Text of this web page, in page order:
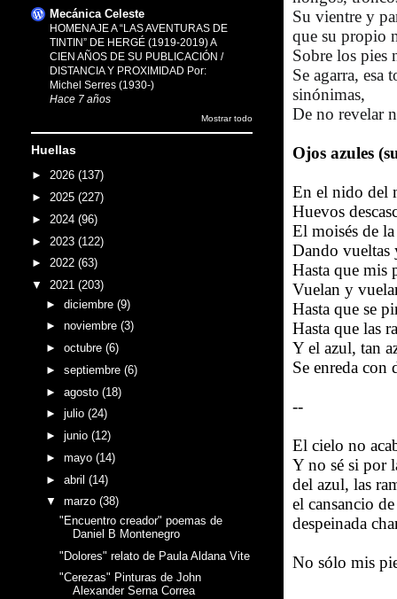
Su vientre y
que su propio
Sobre los pies
Se agarra, esa
sinónimas,
De no revelar
Ojos azules
En el nido del
Huevos
El moisés de
Dando vueltas
Hasta que mis
Vuelan y
Hasta que se
Hasta que las
Y el azul, tan
Se enreda con
--
El cielo no
Y no sé si por
del azul, las
el cansancio
despeinada
No sólo mis
Mecánica Celeste
HOMENAJE A “LAS AVENTURAS DE
TINTIN” DE HERGÉ (1919-2019) A
CIEN AÑOS DE SU PUBLICACIÓN /
DISTANCIA Y PROXIMIDAD Por:
Michel Serres (1930-)
Hace 7 años
Mostrar todo
Huellas
► 2026 (137)
► 2025 (227)
► 2024 (96)
► 2023 (122)
► 2022 (63)
▼ 2021 (203)
► diciembre (9)
► noviembre (3)
► octubre (6)
► septiembre (6)
► agosto (18)
► julio (24)
► junio (12)
► mayo (14)
► abril (14)
▼ marzo (38)
"Encuentro creador" poemas de
Daniel B Montenegro
"Dolores" relato de Paula Aldana Vite
"Cerezas" Pinturas de John
Alexander Serna Correa